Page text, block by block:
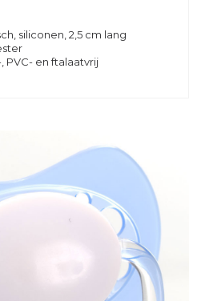
siliconen, 2,5 cm lang
PVC- en ftalaatvrij